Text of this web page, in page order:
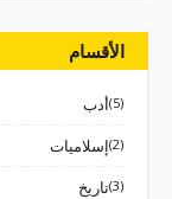
الأقسام
أدب (5)
إسلاميات (2)
تاريخ (3)